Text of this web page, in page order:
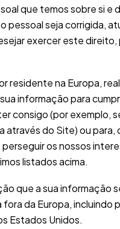
que temos sobre si e
pessoal seja corrigida,
exercer este direito,
residente na Europa,
informação para
consigo (por exemplo,
através do Site) ou para,
os nossos
listados acima.
que a sua informação
da Europa, incluindo
Estados Unidos.